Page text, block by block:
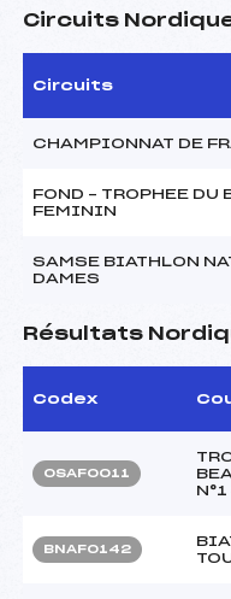
Circuits
Circuits
CHAMPIONNAT DE
FOND – TROPHEE DU
FEMININ
SAMSE BIATHLON
DAMES
Résultats
Codex
OSAF0011
BNAF0142